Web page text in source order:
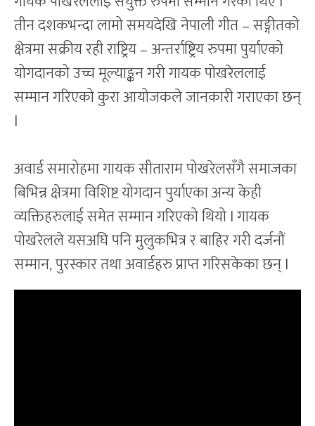
तीन दशकभन्दा लामो समयदेखि नेपाली गीत – सङ्गीतको
क्षेत्रमा सक्रीय रही राष्ट्रिय – अन्तर्राष्ट्रिय रुपमा पुर्याएको
योगदानको उच्च मूल्याङ्कन गरी गायक पोखरेललाई
सम्मान गरिएको कुरा आयोजकले जानकारी गराएका छन्
l
अवार्ड समारोहमा गायक सीताराम पोखरेलसँगै समाजका
बिभिन्न क्षेत्रमा विशिष्ट योगदान पुर्याएका अन्य केही
व्यक्तिहरुलाई समेत सम्मान गरिएको थियो l गायक
पोखरेलले यसअघि पनि मुलुकभित्र र बाहिर गरी दर्जनौं
सम्मान, पुरस्कार तथा अवार्डहरु प्राप्त गरिसकेका छन् l